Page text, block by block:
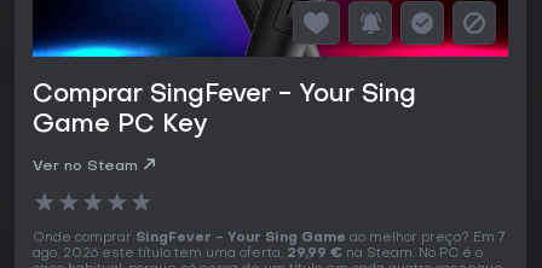
Comprar SingFever - Your Sing
Game PC Key
Ver no Steam
★★★★★
Onde comprar SingFever - Your Sing Game ao melhor preço? Em 7
ago. 2026 este título tem uma oferta, 29,99 € na Steam. No PC é o